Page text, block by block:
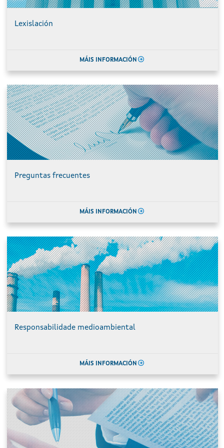
Lexislación
MÁIS INFORMACIÓN
Preguntas frecuentes
MÁIS INFORMACIÓN
Responsabilidade medioambiental
MÁIS INFORMACIÓN